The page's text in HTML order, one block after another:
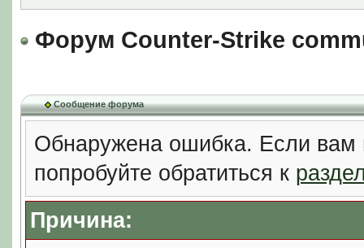
Форум Counter-Strike
Сообщение форума
Обнаружена ошибка. Если вам
попробуйте обратиться к
Причина: